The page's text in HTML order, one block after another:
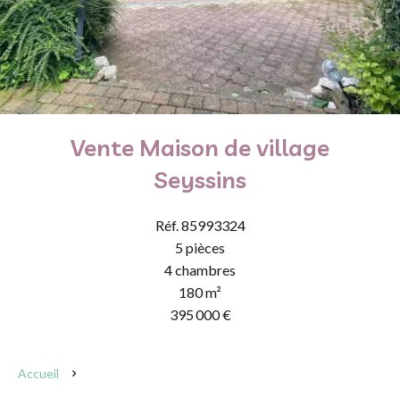
Vente Maison de village
Seyssins
Réf. 85993324
5 pièces
4 chambres
180 m²
395 000 €
Accueil